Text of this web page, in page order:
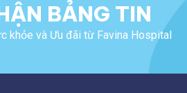
BẢNG TIN
khỏe và Ưu đãi từ Favina Hospital